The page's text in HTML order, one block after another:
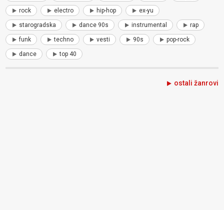
rock electro hip-hop ex-yu
starogradska dance 90s instrumental rap
funk techno vesti 90s pop-rock
dance top 40
ostali žanrovi